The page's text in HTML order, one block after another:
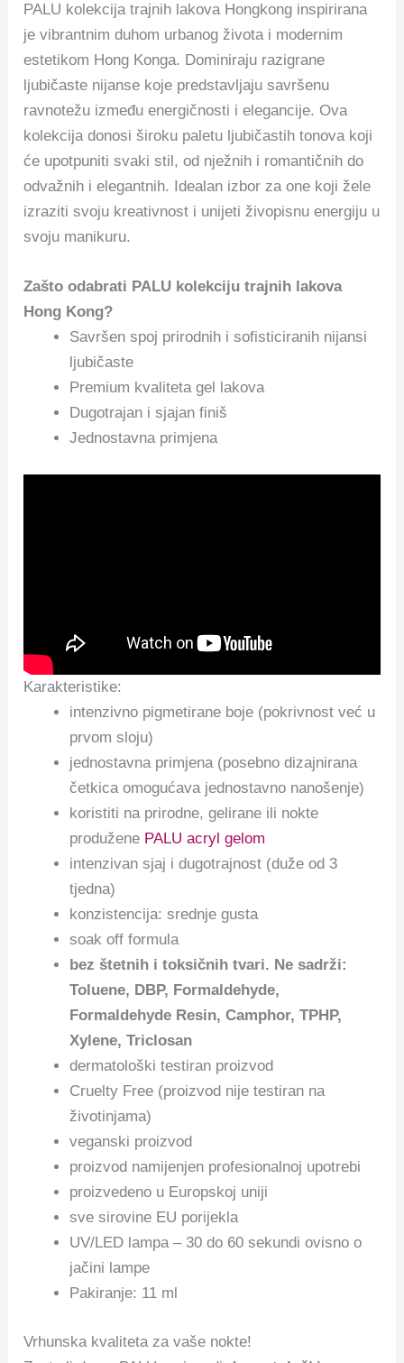
PALU kolekcija trajnih lakova Hongkong inspirirana
je vibrantnim duhom urbanog života i modernim
estetikom Hong Konga. Dominiraju razigrane
ljubičaste nijanse koje predstavljaju savršenu
ravnotežu između energičnosti i elegancije. Ova
kolekcija donosi široku paletu ljubičastih tonova koji
će upotpuniti svaki stil, od nježnih i romantičnih do
odvažnih i elegantnih. Idealan izbor za one koji žele
izraziti svoju kreativnost i unijeti živopisnu energiju u
svoju manikuru.
Zašto odabrati PALU kolekciju trajnih lakova
Hong Kong?
Savršen spoj prirodnih i sofisticiranih nijansi
ljubičaste
Premium kvaliteta gel lakova
Dugotrajan i sjajan finiš
Jednostavna primjena
Karakteristike:
intenzivno pigmetirane boje (pokrivnost već u
prvom sloju)
jednostavna primjena (posebno dizajnirana
četkica omogućava jednostavno nanošenje)
koristiti na prirodne, gelirane ili nokte
produžene PALU acryl gelom
intenzivan sjaj i dugotrajnost (duže od 3
tjedna)
konzistencija: srednje gusta
soak off formula
bez štetnih i toksičnih tvari. Ne sadrži:
Toluene, DBP, Formaldehyde,
Formaldehyde Resin, Camphor, TPHP,
Xylene, Triclosan
dermatološki testiran proizvod
Cruelty Free (proizvod nije testiran na
životinjama)
veganski proizvod
proizvod namijenjen profesionalnoj upotrebi
proizvedeno u Europskoj uniji
sve sirovine EU porijekla
UV/LED lampa – 30 do 60 sekundi ovisno o
jačini lampe
Pakiranje: 11 ml
Vrhunska kvaliteta za vaše nokte!